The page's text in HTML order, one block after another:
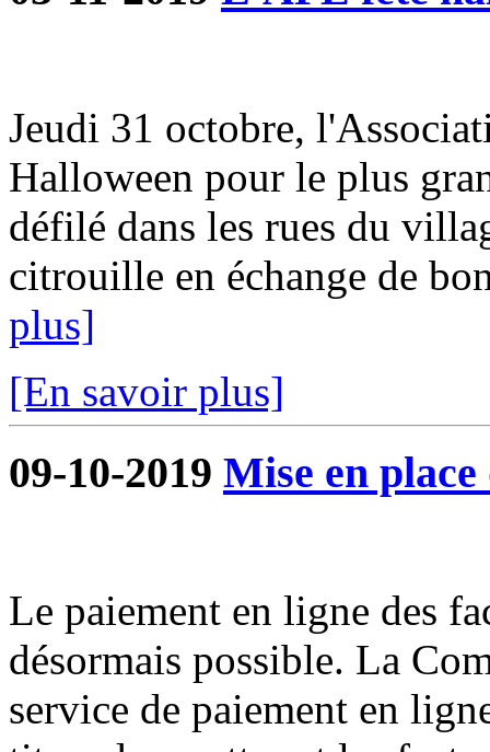
Jeudi 31 octobre,
Halloween pour le plus
défilé dans les rues du
citrouille en échange de
plus]
[En savoir plus]
09-10-2019 Mise en
Le paiement en ligne des
désormais possible. La
service de paiement en